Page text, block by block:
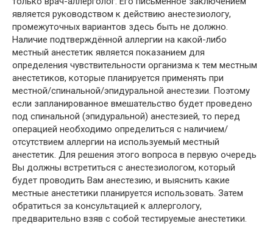
является руководством к действию анестезиологу,
промежуточных вариантов здесь быть не должно.
Наличие подтверждённой аллергии на какой-либо
местный анестетик является показанием для
определения чувствительности организма к тем местным
анестетиков, которые планируется применять при
местной/спинальной/эпидуральной анестезии. Поэтому
если запланированное вмешательство будет проведено
под спинальной (эпидуральной) анестезией, то перед
операцией необходимо определиться с наличием/
отсутствием аллергии на используемый местный
анестетик. Для решения этого вопроса в первую очередь
Вы должны встретиться с анестезиологом, который
будет проводить Вам анестезию, и выяснить какие
местные анестетики планируется использовать. Затем
обратиться за консультацией к аллергологу,
предварительно взяв с собой тестируемые анестетики.